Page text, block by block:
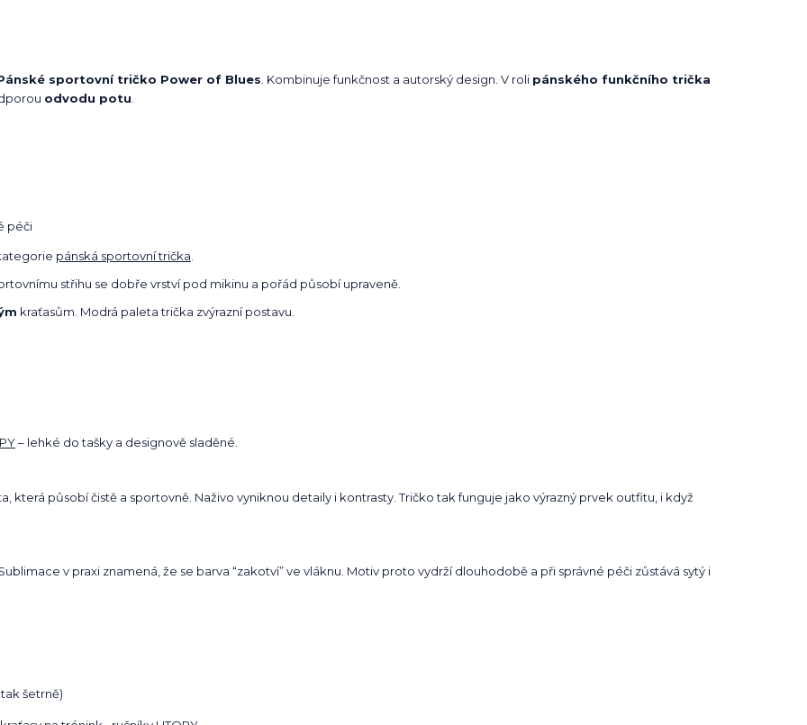
sportovní tričko Power of Blues . Kombinuje funkčnost a autorský design. V roli pánského funkčního trička
odvodu potu
péči
pánská sportovní trička
střihu se dobře vrství pod mikinu a pořád působí upraveně.
kraťasům. Modrá paleta trička zvýrazní postavu.
– lehké do tašky a designově sladěné.
která působí čistě a sportovně. Naživo vyniknou detaily i kontrasty. Tričko tak funguje jako výrazný prvek outfitu, i když
v praxi znamená, že se barva “zakotví” ve vláknu. Motiv proto vydrží dlouhodobě a při správné péči zůstává sytý i
šetrně)